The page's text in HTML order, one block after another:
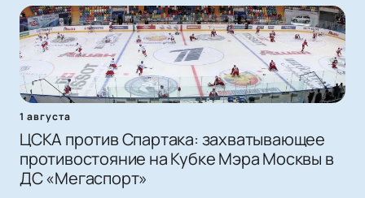
1 августа
ЦСКА против Спартака: захватывающее
противостояние на Кубке Мэра Москвы в
ДС «Мегаспорт»